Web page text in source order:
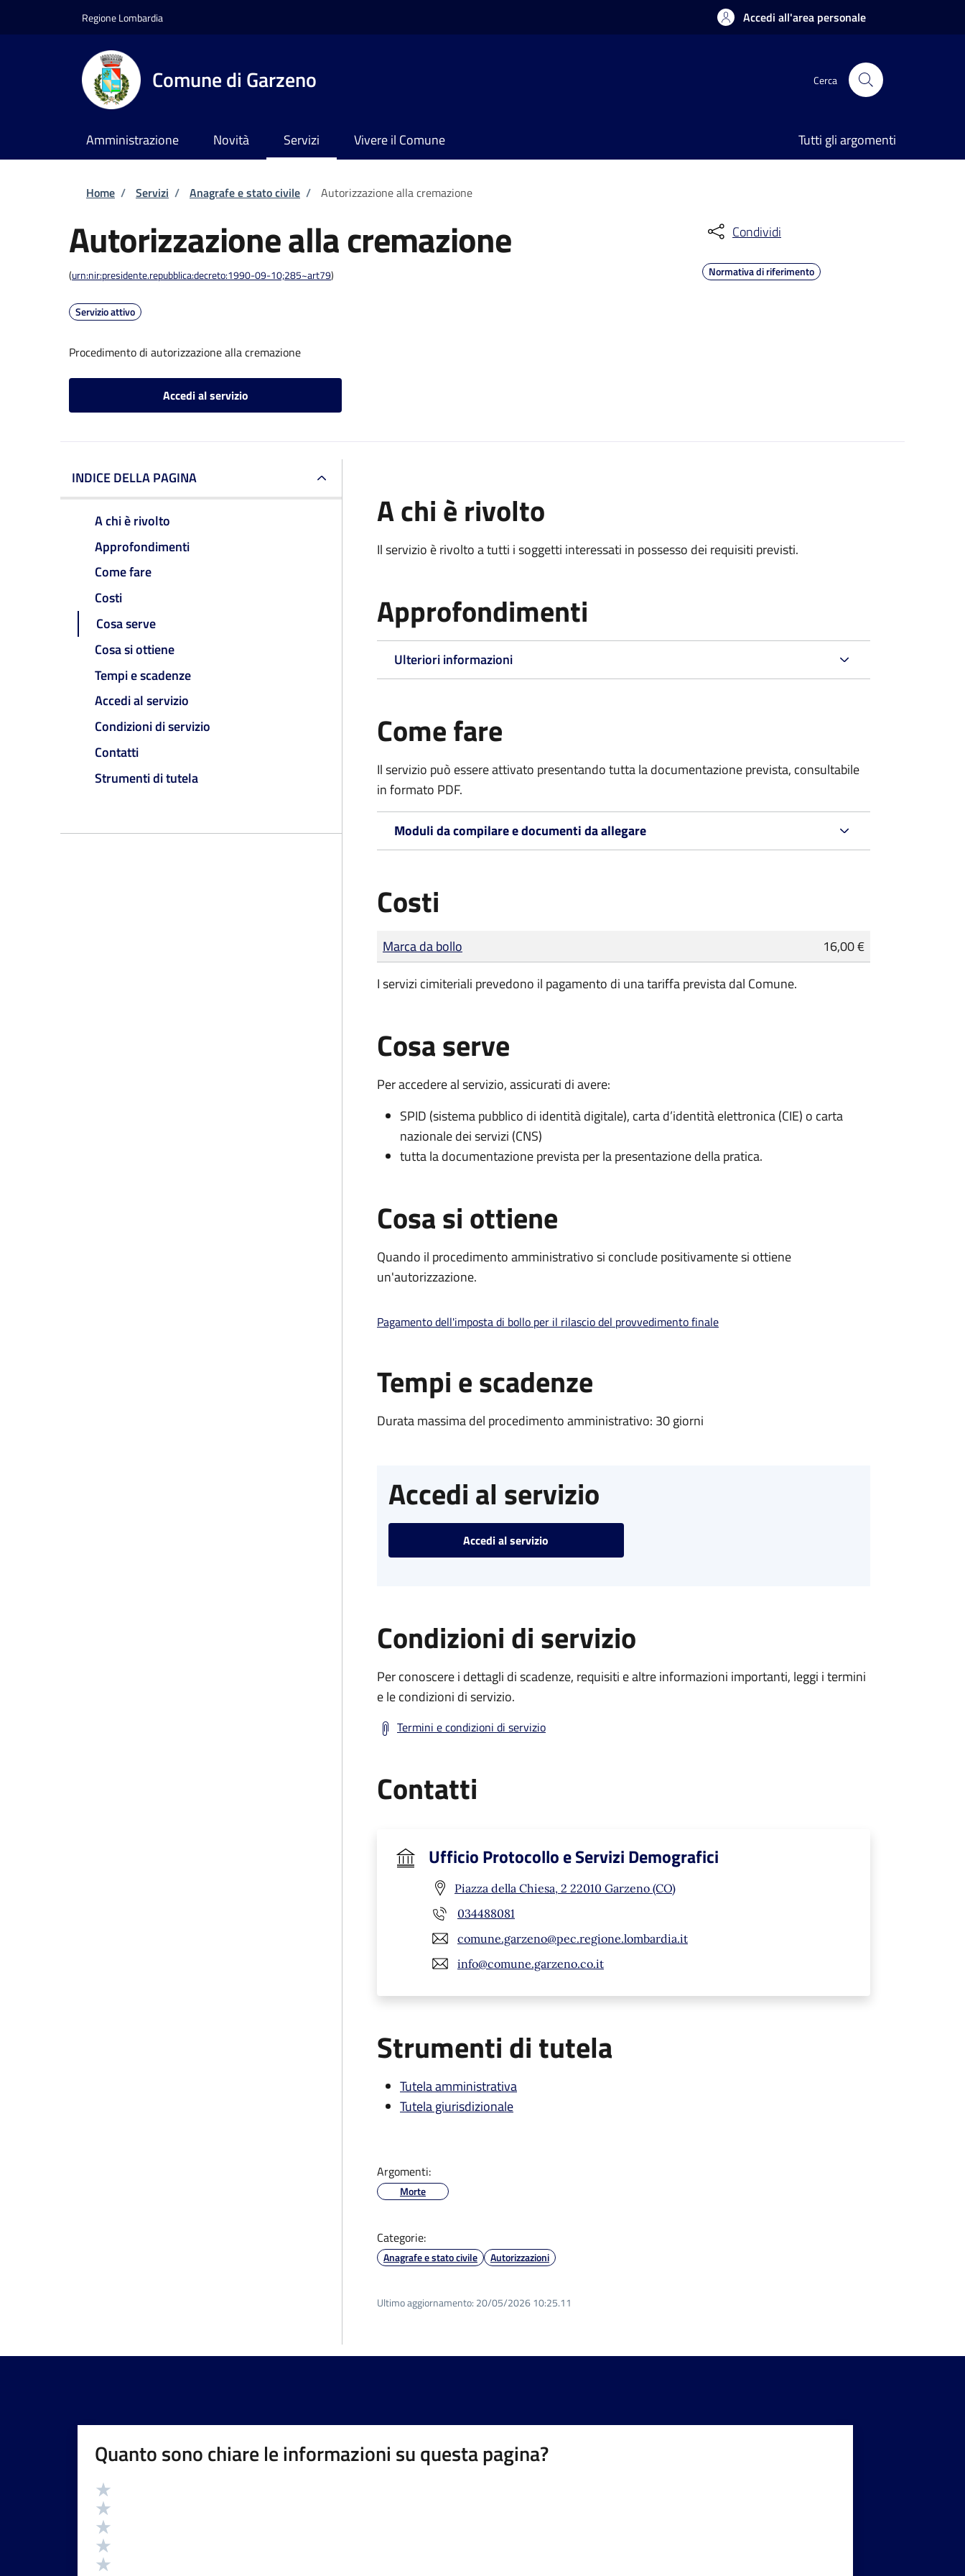
Regione Lombardia Accedi all'area personale
Comune di Garzeno Cerca
Amministrazione Novità Servizi Vivere il Comune Tutti gli argomenti
Briciole di pane
Home / Servizi / Anagrafe e stato civile / Autorizzazione alla cremazione
Autorizzazione alla cremazione
(urn:nir:presidente.repubblica:decreto:1990-09-10;285~art79)
Servizio attivo
Procedimento di autorizzazione alla cremazione
Accedi al servizio
Condividi
Normativa di riferimento
INDICE DELLA PAGINA
A chi è rivolto
Approfondimenti
Come fare
Costi
Cosa serve
Cosa si ottiene
Tempi e scadenze
Accedi al servizio
Condizioni di servizio
Contatti
Strumenti di tutela
A chi è rivolto
Il servizio è rivolto a tutti i soggetti interessati in possesso dei requisiti previsti.
Approfondimenti
Ulteriori informazioni
Come fare
Il servizio può essere attivato presentando tutta la documentazione prevista, consultabile
in formato PDF.
Moduli da compilare e documenti da allegare
Costi
Tipo di pagamento
Importo
Marca da bollo
16,00 €
I servizi cimiteriali prevedono il pagamento di una tariffa prevista dal Comune.
Cosa serve
Per accedere al servizio, assicurati di avere:
SPID (sistema pubblico di identità digitale), carta d’identità elettronica (CIE) o carta
nazionale dei servizi (CNS)
tutta la documentazione prevista per la presentazione della pratica.
Cosa si ottiene
Quando il procedimento amministrativo si conclude positivamente si ottiene
un'autorizzazione.
Pagamento dell'imposta di bollo per il rilascio del provvedimento finale
Tempi e scadenze
Durata massima del procedimento amministrativo: 30 giorni
Accedi al servizio
Accedi al servizio
Condizioni di servizio
Per conoscere i dettagli di scadenze, requisiti e altre informazioni importanti, leggi i termini
e le condizioni di servizio.
Termini e condizioni di servizio
Contatti
Ufficio Protocollo e Servizi Demografici
Piazza della Chiesa, 2 22010 Garzeno (CO)
034488081
comune.garzeno@pec.regione.lombardia.it
info@comune.garzeno.co.it
Strumenti di tutela
Tutela amministrativa
Tutela giurisdizionale
Argomenti:
Morte
Categorie:
Anagrafe e stato civile Autorizzazioni
Ultimo aggiornamento: 20/05/2026 10:25.11
Quanto sono chiare le informazioni su questa pagina?
Valutazione